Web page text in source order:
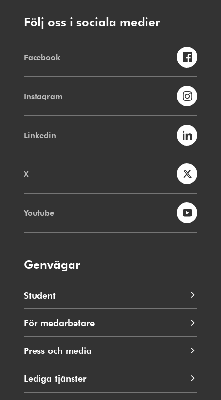
Följ oss i sociala medier
Facebook
Instagram
Linkedin
X
Youtube
Genvägar
Student
För medarbetare
Press och media
Lediga tjänster